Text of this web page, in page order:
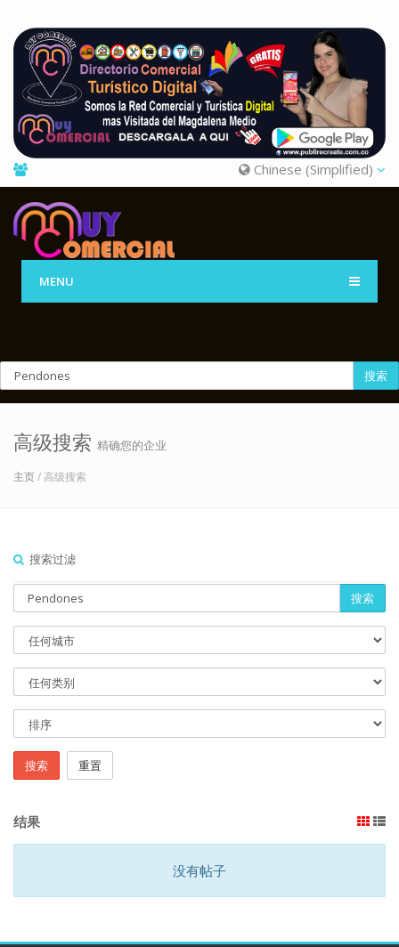
Chinese (Simplified)
MENU
搜索
高级搜索 精确您的企业
主页/ 高级搜索
搜索过滤
搜索
搜索 重置
结果
没有帖子